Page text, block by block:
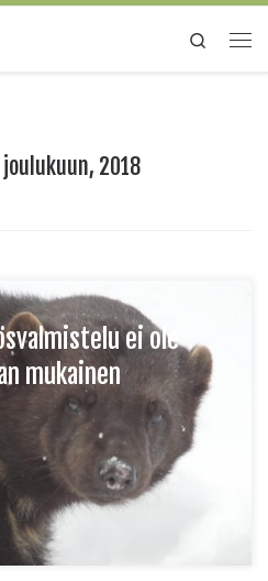
Search
joulukuun, 2018
ei ole
mukainen